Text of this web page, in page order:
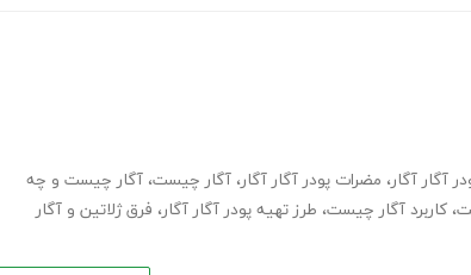
آگار آگار، مضرات پودر آگار آگار، آگار چیست، آگار چیست و چه
، کاربرد آگار چیست، طرز تهیه پودر آگار آگار، فرق ژلاتین و آگار